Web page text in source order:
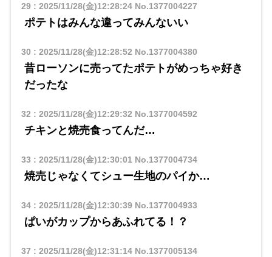
29: 2025/11/28(金)12:28:24No.1377004227
ポテトはみんな違ってみんないい
30 : 2025/11/28(金)12:28:52 No.1377004380
昔ローソンに売ってたポテトがめっちゃ好き
だったな
32 : 2025/11/28(金)12:29:32 No.1377004592
チキンと焼売食ってんだ…
33 : 2025/11/28(金)12:30:01 No.1377004734
焼売じゃなくてシュー生地のパイか…
34: 2025/11/28(金)12:30:39No.1377004933
ぱいがカップからあふれてる！？
37 : 2025/11/28(金)12:31:14No.1377005134